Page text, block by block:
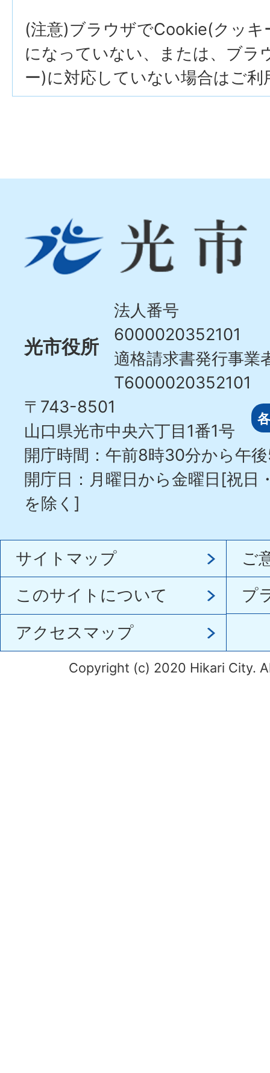
(注意)ブラウザでCookie(クッキ
になっていない、または、ブラ
ー)に対応していない場合はご利
市
Hikari
光市役所
法人番号
6000020352101
適格請求書発行事業
T6000020352101
〒743-8501
山口県光市中央六丁目1番1号
開庁時間：午前8時30分から午
開庁日：月曜日から金曜日[祝日
を除く]
サイトマップ
ご
このサイトについて
プ
アクセスマップ
Copyright (c) 2020 Hikari City.